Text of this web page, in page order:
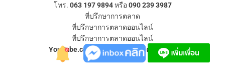
โทร. 063 197 9894หรือ090 239 3987
ที่ปรึกษาการตลาด
ที่ปรึกษาการตลาดออนไลน์
ที่ปรึกษาการตลาดออนไลน์
YouTube.com/ที่ปรึกษาการตลาดออนไลน์